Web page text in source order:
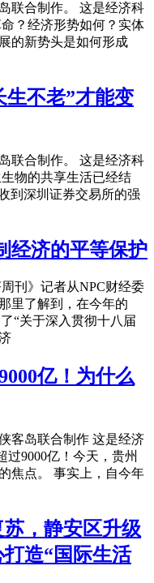
联合制作。 这是经济科
？经济形势如何？实体
的新势头是如何形成
生不老”才能变
联合制作。 这是经济科
物的共享生活已经结
到深圳证券交易所的强
经济的平等保护
刊》记者从NPC财经委
里了解到，在今年的
“关于深入贯彻十八届
亿！为什么
客岛联合制作 这是经济
过9000亿！今天，贵州
焦点。 事实上，自今年
，静安区升级
造“国际生活